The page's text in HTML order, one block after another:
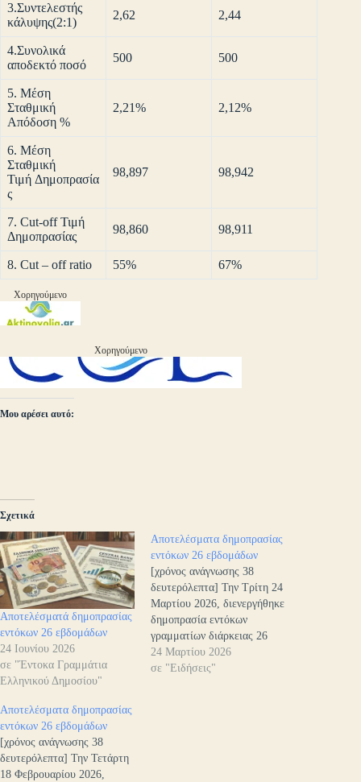
3.Συντελεστής
κάλυψης(2:1)
2,62 2,44
4.Συνολικά
αποδεκτό ποσό
500 500
5. Μέση
Σταθμική
Απόδοση %
2,21% 2,12%
6. Μέση
Σταθμική
Τιμή Δημοπρασία
ς
98,897 98,942
7. Cut-off Τιμή
Δημοπρασίας
98,860 98,911
8. Cut – off ratio 55% 67%
Χορηγούμενο
Χορηγούμενο
Μου αρέσει αυτό:
Σχετικά
Αποτελέσματά δημοπρασίας
εντόκων 26 εβδομάδων
24 Ιουνίου 2026
σε "Έντοκα Γραμμάτια
Ελληνικού Δημοσίου"
Αποτελέσματα δημοπρασίας
εντόκων 26 εβδομάδων
[χρόνος ανάγνωσης 38
δευτερόλεπτα] Την Τρίτη 24
Μαρτίου 2026, διενεργήθηκε
δημοπρασία εντόκων
γραμματίων διάρκειας 26
εβδομάδων, ύψους 400
εκατομμυρίων ευρώ. Η
24 Μαρτίου 2026
σε "Ειδήσεις"
Αποτελέσματα δημοπρασίας
εντόκων 26 εβδομάδων
[χρόνος ανάγνωσης 38
δευτερόλεπτα] Την Τετάρτη
18 Φεβρουαρίου 2026,